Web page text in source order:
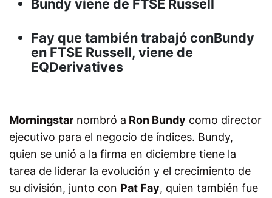
Bundy viene de FTSE Russell
Fay que también trabajó conBundy
en FTSE Russell, viene de
EQDerivatives
Morningstar nombró a Ron Bundy como director
ejecutivo para el negocio de índices. Bundy,
quien se unió a la firma en diciembre tiene la
tarea de liderar la evolución y el crecimiento de
su división, junto con Pat Fay, quien también fue